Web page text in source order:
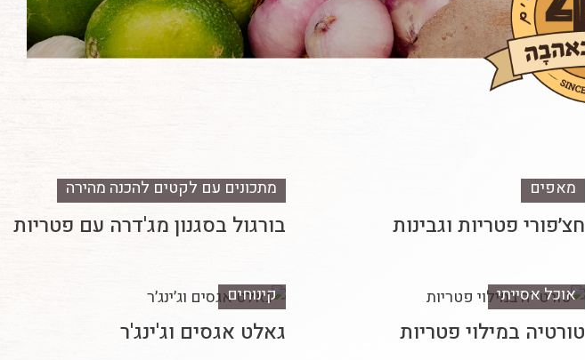
מאפים
חצ׳פורי פטריות וגבינות
מתכונים עם לקטים להכנה מהירה
בורגול בסגנון מג'דרה עם פטריות
אוכל אסייתי
טורטיה במילוי פטריות
קינוחים
גאלט אגסים וג'ינג'ר